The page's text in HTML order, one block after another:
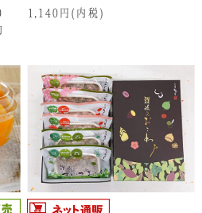
ン
べ
て
し
。
マ
ら
岐
し
ご」の自家製ソースをかけて、
上には爽やかな酸味の「ラズベ
ごを濃縮しており、無添加なが
らも濃厚ないちごの味わいがお
楽しみいただけます。いちごと
ミルクの相性は抜群で､乗せた
ラズベリーもいいアクセントに
なっています。
1,140円(内税)